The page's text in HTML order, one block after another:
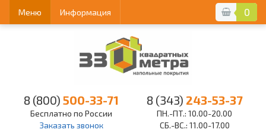
0
Меню Информация
8 (800) 500-33-71
Бесплатно по России
Заказать звонок
8 (343) 243-53-37
ПН.-ПТ.: 10.00-20.00
СБ.-ВС.: 11.00-17.00